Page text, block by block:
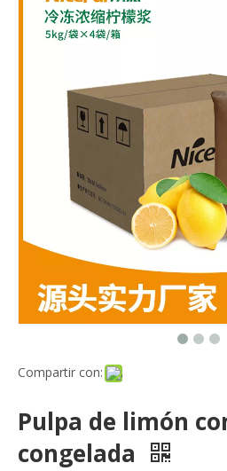
Compartir con:
Pulpa de limón
congelada